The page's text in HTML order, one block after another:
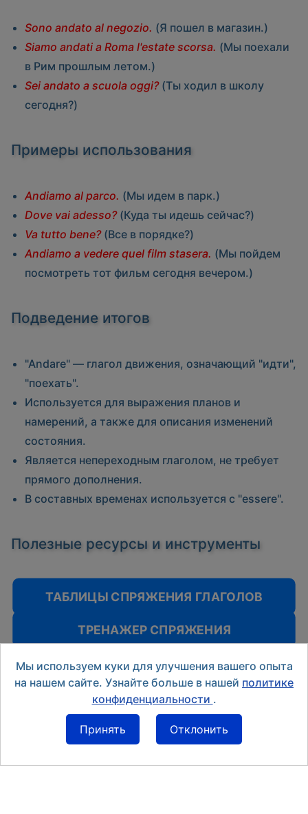
Sono andato al negozio. (Я пошел в магазин.)
Siamo andati a Roma l'estate scorsa. (Мы поехали
в Рим прошлым летом.)
Sei andato a scuola oggi?(Ты ходил в школу
сегодня?)
Примеры использования
Andiamo al parco. (Мы идем в парк.)
Dove vai adesso?(Куда ты идешь сейчас?)
Va tutto bene?(Все в порядке?)
Andiamo a vedere quel film stasera. (Мы пойдем
посмотреть тот фильм сегодня вечером.)
Подведение итогов
"Andare" — глагол движения, означающий "идти",
"поехать".
Используется для выражения планов и
намерений, а также для описания изменений
состояния.
Является непереходным глаголом, не требует
прямого дополнения.
В составных временах используется с "essere".
Полезные ресурсы и инструменты
ТАБЛИЦЫ СПРЯЖЕНИЯ ГЛАГОЛОВ
ТРЕНАЖЕР СПРЯЖЕНИЯ
Предыдущий: ammalarsi - значение глагола и
Назад Вперед
Мы используем куки для улучшения вашего опыта
на нашем сайте. Узнайте больше в нашей политике
конфиденциальности .
Принять Отклонить